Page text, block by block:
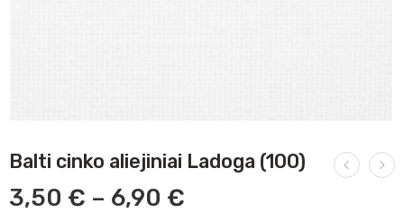
Balti cinko aliejiniai Ladoga (100)
3,50 € – 6,90 €